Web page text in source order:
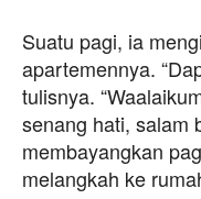
Suatu pagi, ia
apartemennya.
tulisnya.
senang hati, salam
membayangkan
melangkah ke